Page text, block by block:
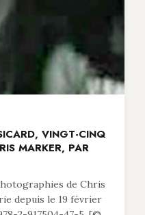
VINGT-CINQ
MARKER, PAR
de Chris
depuis le 19 février